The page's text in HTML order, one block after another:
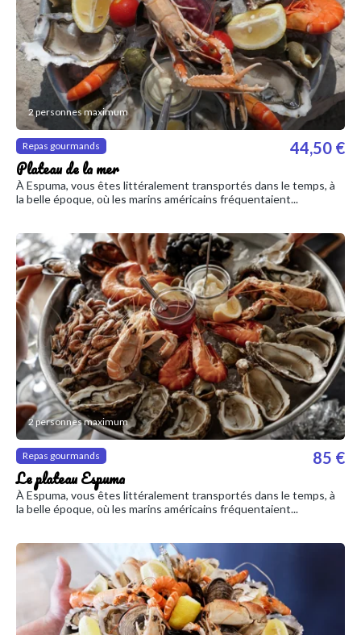
2 personnes maximum
Repas gourmands
Plateau de la mer
44,50 €
À Espuma, vous êtes littéralement transportés dans le temps, à
la belle époque, où les marins américains fréquentaient...
2 personnes maximum
Repas gourmands
Le plateau Espuma
85 €
À Espuma, vous êtes littéralement transportés dans le temps, à
la belle époque, où les marins américains fréquentaient...